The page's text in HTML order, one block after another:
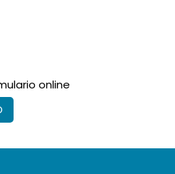
online